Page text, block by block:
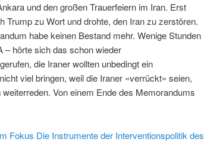
und den großen Trauerfeiern im Iran. Erst
Trump zu Wort und drohte, den Iran zu zerstören.
habe keinen Bestand mehr. Wenige Stunden
– hörte sich das schon wieder
die Iraner wollten unbedingt ein
viel bringen, weil die Iraner «verrückt» seien,
Von einem Ende des Memorandums
Fokus Die Instrumente der Interventionspolitik des